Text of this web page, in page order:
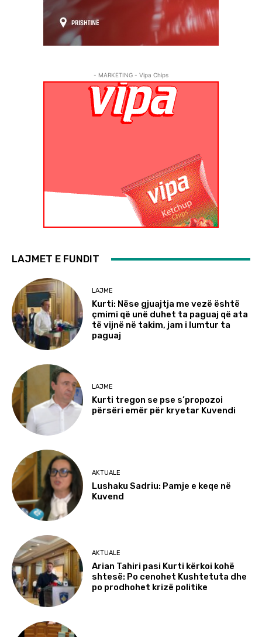
- MARKETING - Vipa Chips
LAJMET E FUNDIT
LAJME
Kurti: Nëse gjuajtja me vezë është
çmimi që unë duhet ta paguaj që ata
të vijnë në takim, jam i lumtur ta
paguaj
LAJME
Kurti tregon se pse s’propozoi
përsëri emër për kryetar Kuvendi
AKTUALE
Lushaku Sadriu: Pamje e keqe në
Kuvend
AKTUALE
Arian Tahiri pasi Kurti kërkoi kohë
shtesë: Po cenohet Kushtetuta dhe
po prodhohet krizë politike